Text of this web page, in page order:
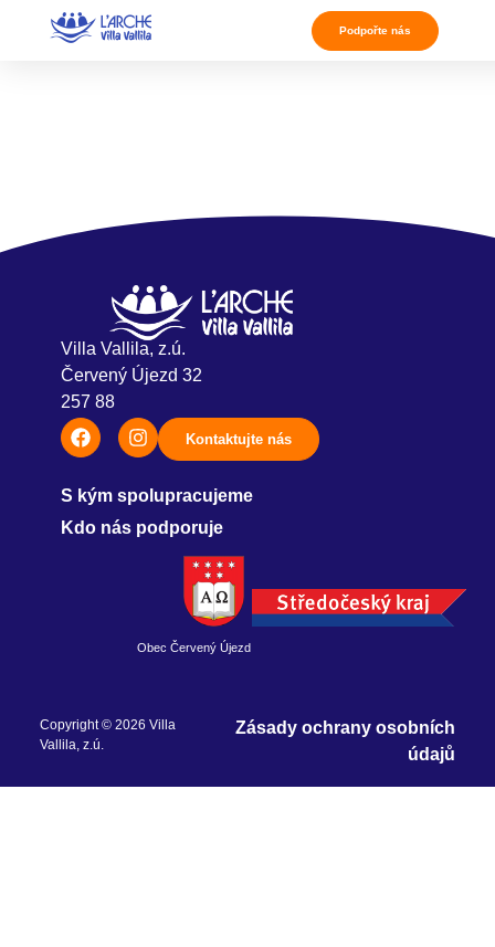
Podpořte nás
Villa Vallila, z.ú.
Červený Újezd 32
257 88
Kontaktujte nás
S kým spolupracujeme
Kdo nás podporuje
Obec Červený Újezd
Copyright © 2026 Villa
Vallila, z.ú.
Zásady ochrany osobních
údajů